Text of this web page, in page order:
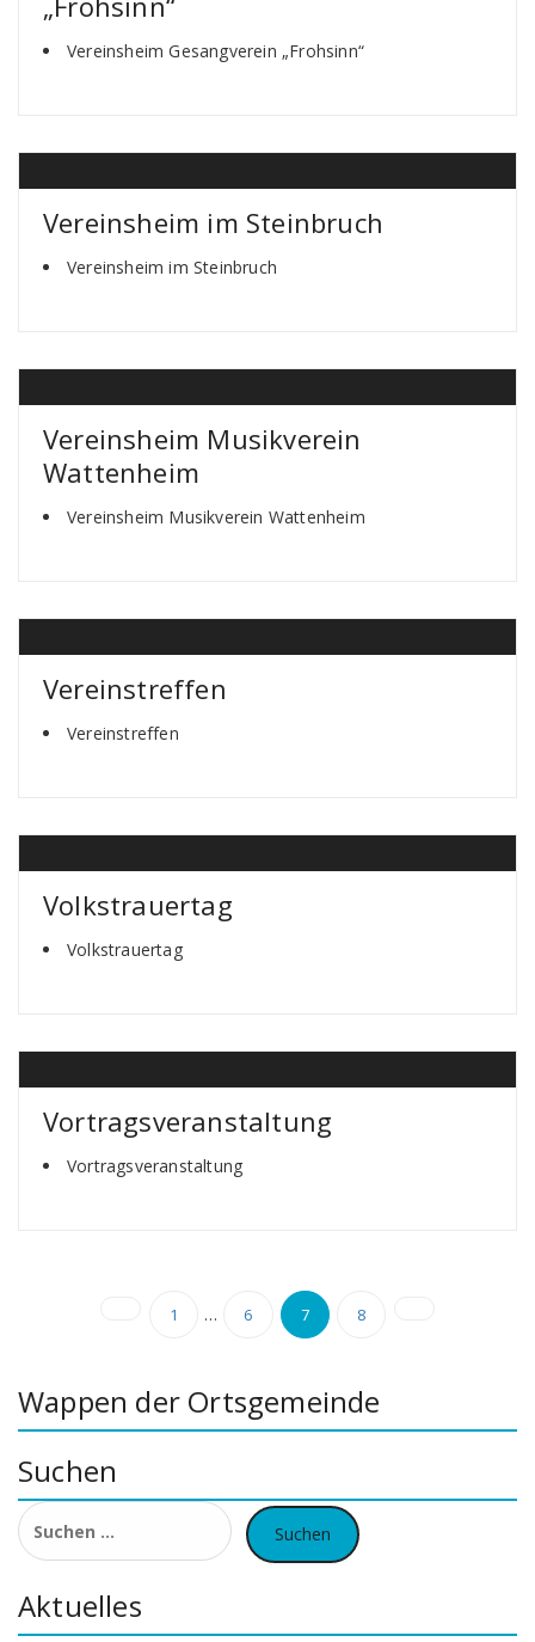
Vereinsheim Gesangverein „Frohsinn“
Vereinsheim im Steinbruch
Vereinsheim im Steinbruch
Vereinsheim Musikverein
Wattenheim
Vereinsheim Musikverein Wattenheim
Vereinstreffen
Vereinstreffen
Volkstrauertag
Volkstrauertag
Vortragsveranstaltung
Vortragsveranstaltung
Seitennummerierung
Beiträge
1 … 6 7 8
Wappen der Ortsgemeinde
Suchen
Suchen
nach:
Aktuelles